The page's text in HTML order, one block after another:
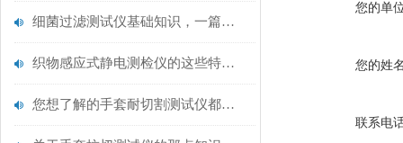
细菌过滤测试仪基础知识，一篇搞定
织物感应式静电测检仪的这些特点很少有人都知道
您想了解的手套耐切割测试仪都在这里了
您的单
您的姓
联系电